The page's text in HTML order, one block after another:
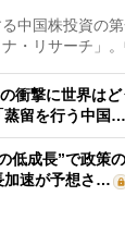
中国株投資の
ナ・リサーチ」
衝撃に世界は
蒸留を行う中国…
低成長”で政策
加速が予想さ…